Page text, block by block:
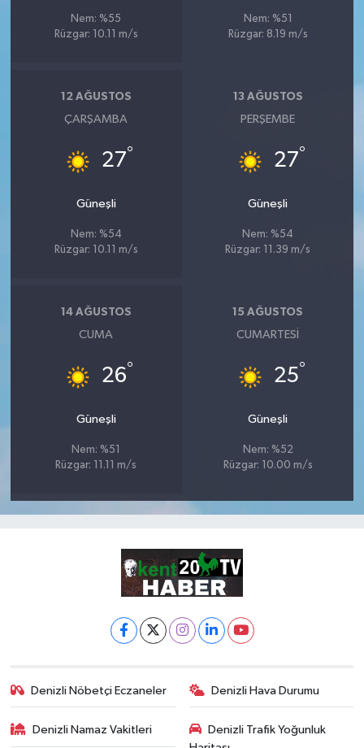
Nem: %55
Rüzgar: 10.11 m/s
Nem: %51
Rüzgar: 8.19 m/s
12 AĞUSTOS
ÇARŞAMBA
27°
Güneşli
Nem: %54
Rüzgar: 10.11 m/s
13 AĞUSTOS
PERŞEMBE
27°
Güneşli
Nem: %54
Rüzgar: 11.39 m/s
14 AĞUSTOS
CUMA
26°
Güneşli
Nem: %51
Rüzgar: 11.11 m/s
15 AĞUSTOS
CUMARTESI
25°
Güneşli
Nem: %52
Rüzgar: 10.00 m/s
Denizli Nöbetçi Eczaneler Denizli Hava Durumu
Denizli Namaz Vakitleri
Denizli Trafik Yoğunluk